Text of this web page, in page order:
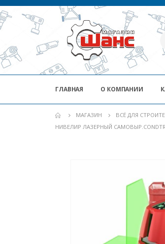
ГЛАВНАЯ О КОМПАНИИ
МАГАЗИН ВСЁ ДЛЯ
НИВЕЛИР ЛАЗЕРНЫЙ